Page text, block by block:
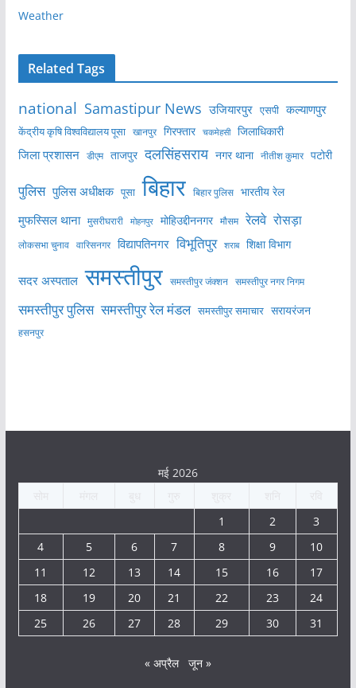
Weather
Related Tags
national Samastipur News उजियारपुर एसपी कल्याणपुर
केंद्रीय कृषि विश्वविद्यालय पूसा खानपुर गिरफ्तार चकमेहसी जिलाधिकारी
जिला प्रशासन डीएम ताजपुर दलसिंहसराय नगर थाना नीतीश कुमार पटोरी
पुलिस पुलिस अधीक्षक पूसा बिहार बिहार पुलिस भारतीय रेल
मुफस्सिल थाना मुसरीघरारी मोहनपुर मोहिउद्दीननगर मौसम रेलवे रोसड़ा
लोकसभा चुनाव वारिसनगर विद्यापतिनगर विभूतिपुर शराब शिक्षा विभाग
सदर अस्पताल समस्तीपुर समस्तीपुर जंक्शन समस्तीपुर नगर निगम
समस्तीपुर पुलिस समस्तीपुर रेल मंडल समस्तीपुर समाचार सरायरंजन
हसनपुर
मई 2026
1
2
3
4
5 6 7 8 9
10
11
12 13 14 15 16
17
18
19 20 21 22 23
24
25
26 27 28 29 30 31
« अप्रैल जून »